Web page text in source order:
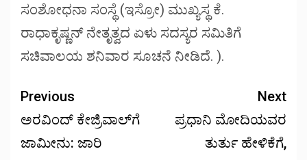
ಸಂಶೋಧನಾ ಸಂಸ್ಥೆ (ಇಸ್ರೋ) ಮುಖ್ಯಸ್ಥ ಕೆ.
ರಾಧಾಕೃಷ್ಣನ್ ನೇತೃತ್ವದ ಏಳು ಸದಸ್ಯರ ಸಮಿತಿಗೆ
ಸಚಿವಾಲಯ ಶನಿವಾರ ಸೂಚನೆ ನೀಡಿದೆ. ).
Previous
ಅರವಿಂದ್ ಕೇಜ್ರಿವಾಲ್‌ಗೆ
ಜಾಮೀನು: ಜಾರಿ
Next
ಪ್ರಧಾನಿ ಮೋದಿಯವರ
ತುರ್ತು ಹೇಳಿಕೆಗೆ,